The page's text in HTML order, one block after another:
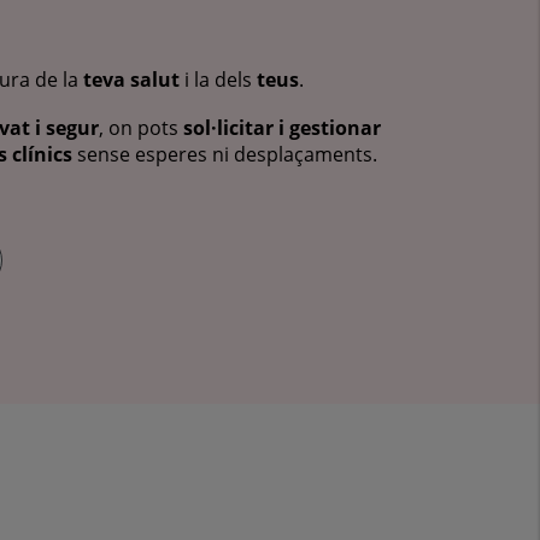
de la teva salut i la dels teus.
i segur, on pots sol·licitar i gestionar
clínics sense esperes ni desplaçaments.